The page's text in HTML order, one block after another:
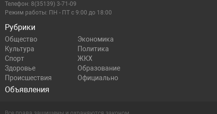
Рубрики
Общество
Экономика
Культура
Политика
Спорт
ЖКХ
Здоровье
Образование
Происшествия
Официально
Объявления
Телефон: 8(35139) 3-71-09
Режим работы: ПН - ПТ с 9:00 до 18:00